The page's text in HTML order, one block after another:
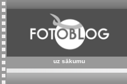
uz sākumu